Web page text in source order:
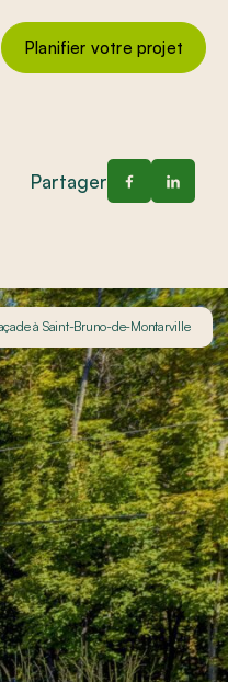
Planifier votre projet
Partager
à Saint-Bruno-de-Montarville